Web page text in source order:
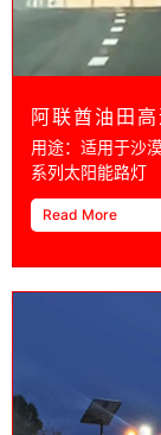
阿联酋油田
用途：适用于沙
系列太阳能路灯
Read More